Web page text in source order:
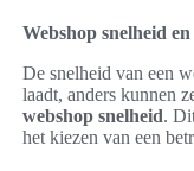
Webshop snelheid
De snelheid van een
laadt, anders kunnen
webshop snelheid.
het kiezen van een